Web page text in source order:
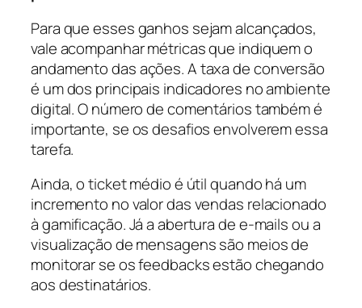
Para que esses ganhos sejam alcançados,
vale acompanhar métricas que indiquem o
andamento das ações. A taxa de conversão
é um dos principais indicadores no ambiente
digital. O número de comentários também é
importante, se os desafios envolverem essa
tarefa.
Ainda, o ticket médio é útil quando há um
incremento no valor das vendas relacionado
à gamificação. Já a abertura de e-mails ou a
visualização de mensagens são meios de
monitorar se os feedbacks estão chegando
aos destinatários.